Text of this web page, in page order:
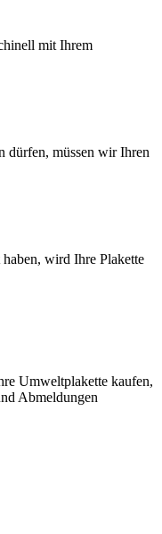
mit Ihrem
dürfen, müssen wir Ihren
wird Ihre Plakette
Umweltplakette kaufen,
Abmeldungen